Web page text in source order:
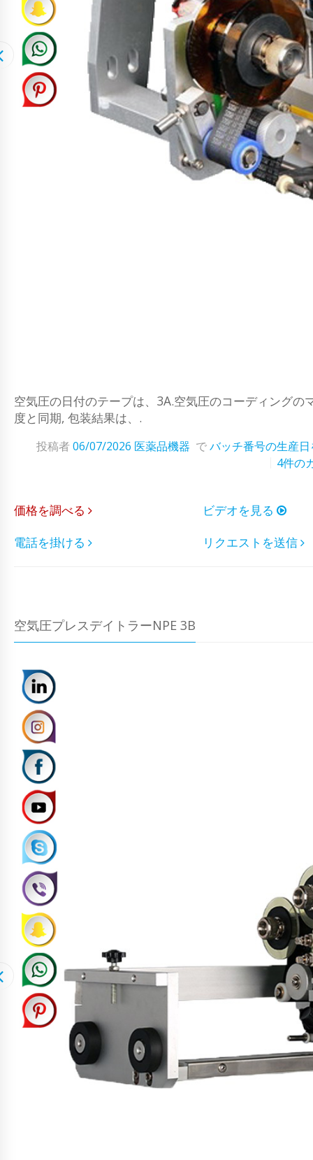
空気圧の日付のテープは、3A.空気圧のコーディング
度と同期, 包装結果は、.
投稿者06/07/2026 医薬品機器 でバッチ番号の生産
4件の
価格を調べる
ビデオを見る
電話を掛ける
リクエストを送信
空気圧プレスデイトラーNPE 3B